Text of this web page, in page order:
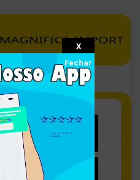
X
Fechar